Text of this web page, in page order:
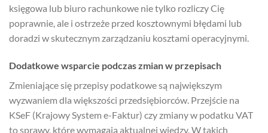
księgowa lub biuro rachunkowe nie tylko rozliczy Cię
poprawnie, ale i ostrzeże przed kosztownymi błędami lub
doradzi w skutecznym zarządzaniu kosztami operacyjnymi.
Dodatkowe wsparcie podczas zmian w przepisach
Zmieniające się przepisy podatkowe są największym
wyzwaniem dla większości przedsiębiorców. Przejście na
KSeF (Krajowy System e-Faktur) czy zmiany w podatku VAT
to sprawy, które wymagają aktualnej wiedzy. W takich